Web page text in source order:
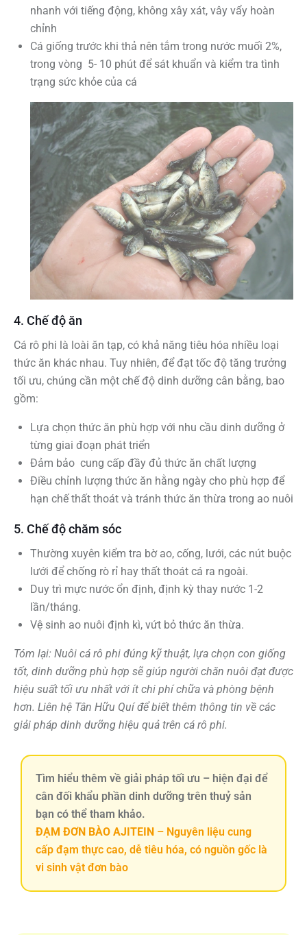
nhanh với tiếng động, không xây xát, vây vẩy hoàn
chỉnh
Cá giống trước khi thả nên tắm trong nước muối 2%,
trong vòng 5- 10 phút để sát khuẩn và kiểm tra tình
trạng sức khỏe của cá
4. Chế độ ăn
Cá rô phi là loài ăn tạp, có khả năng tiêu hóa nhiều loại
thức ăn khác nhau. Tuy nhiên, để đạt tốc độ tăng trưởng
tối ưu, chúng cần một chế độ dinh dưỡng cân bằng, bao
gồm:
Lựa chọn thức ăn phù hợp với nhu cầu dinh dưỡng ở
từng giai đoạn phát triển
Đảm bảo cung cấp đầy đủ thức ăn chất lượng
Điều chỉnh lượng thức ăn hằng ngày cho phù hợp để
hạn chế thất thoát và tránh thức ăn thừa trong ao nuôi
5. Chế độ chăm sóc
Thường xuyên kiểm tra bờ ao, cống, lưới, các nút buộc
lưới để chống rò rỉ hay thất thoát cá ra ngoài.
Duy trì mực nước ổn định, định kỳ thay nước 1-2
lần/tháng.
Vệ sinh ao nuôi định kì, vứt bỏ thức ăn thừa.
Tóm lại: Nuôi cá rô phi đúng kỹ thuật, lựa chọn con giống
tốt, dinh dưỡng phù hợp sẽ giúp người chăn nuôi đạt được
hiệu suất tối ưu nhất với ít chi phí chữa và phòng bệnh
hơn. Liên hệ Tân Hữu Quí để biết thêm thông tin về các
giải pháp dinh dưỡng hiệu quả trên cá rô phi.
Tìm hiểu thêm về giải pháp tối ưu – hiện đại để
cân đối khẩu phần dinh dưỡng trên thuỷ sản
bạn có thể tham khảo.
ĐẠM ĐƠN BÀO AJITEIN – Nguyên liệu cung
cấp đạm thực cao, dễ tiêu hóa, có nguồn gốc là
vi sinh vật đơn bào